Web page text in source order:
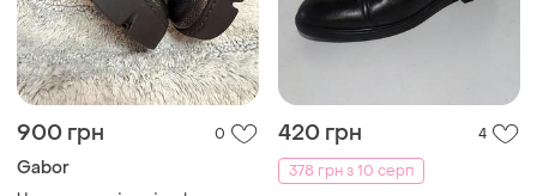
900 грн 0
Gabor
420 грн
4
378 грн з 10 серп